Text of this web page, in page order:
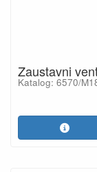
Zaustavni
Katalog: 6570/